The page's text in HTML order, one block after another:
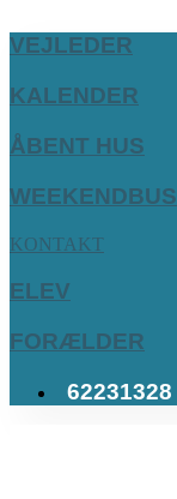
VEJLEDER
KALENDER
ÅBENT HUS
WEEKENDBUS
KONTAKT
ELEV
FORÆLDER
62231328